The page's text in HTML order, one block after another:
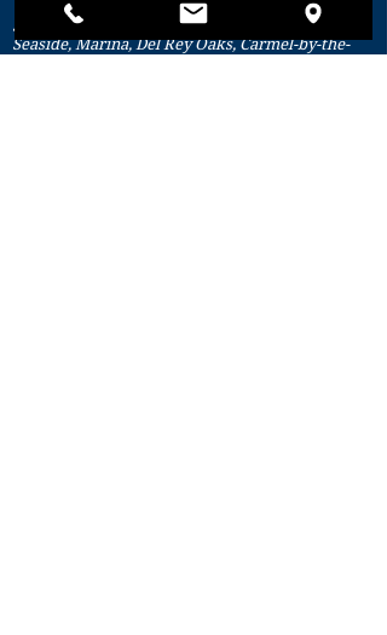
Salinas, Monterey, Greenfield, King City, Soledad,
Seaside, Marina, Del Rey Oaks, Carmel-by-the-